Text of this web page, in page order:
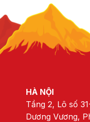
HÀ NỘI
Tầng 2, Lô số
Dương Vương,